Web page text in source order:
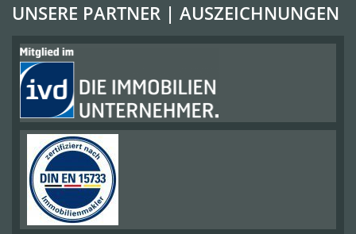
UNSERE PARTNER | AUSZEICHNUNGEN